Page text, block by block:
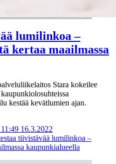
lumilinkoa –
kertaa maailmassa
Stara kokeilee
kestää kevätlumien ajan.
16.3.2022
tiivistävää lumilinkoa –
kaupunkialueella